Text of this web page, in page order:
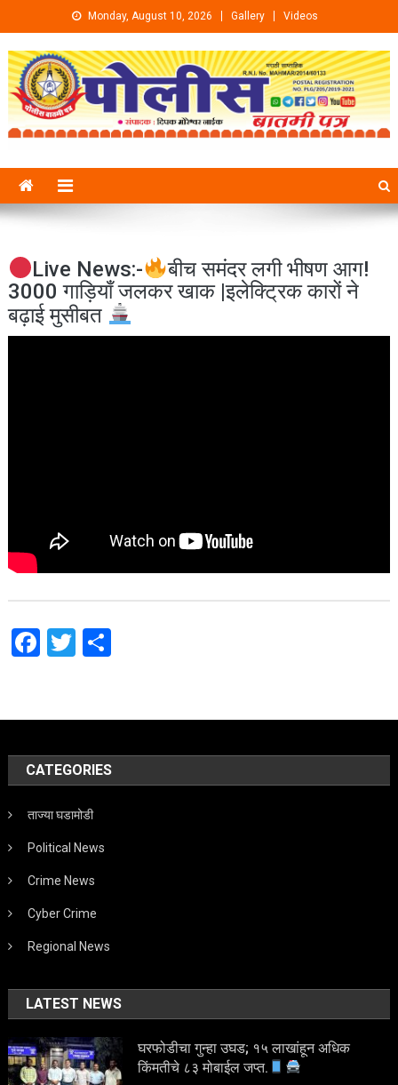
Skip to content Monday, August 10, 2026 Gallery Videos
Live News:-
बीच समंदर लगी भीषण आग!
3000 गाड़ियाँ जलकर खाक |इलेक्ट्रिक कारों ने
बढ़ाई मुसीबत
Facebook
Twitter
Share
CATEGORIES
ताज्या घडामोडी
Political News
Crime News
Cyber Crime
Regional News
LATEST NEWS
घरफोडीचा गुन्हा उघड; १५ लाखांहून अधिक
किंमतीचे ८३ मोबाईल जप्त.